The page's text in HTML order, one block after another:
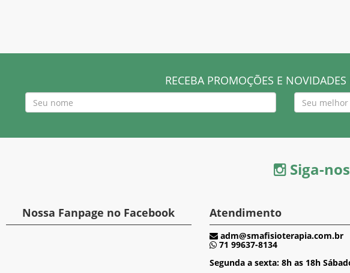
RECEBA PROMOÇÕES E
Siga-
Nossa Fanpage no Facebook Atendimento
adm@smafisioterapia.com.br
71 99637-8134
Segunda a sexta: 8h as 18h